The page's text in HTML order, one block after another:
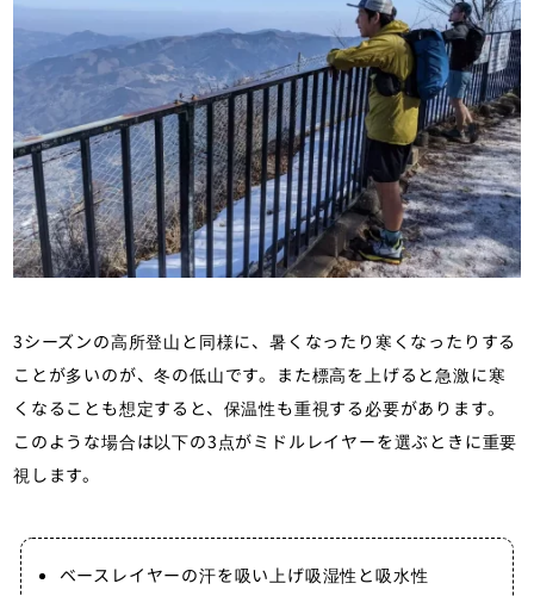
3シーズンの高所登山と同様に、暑くなったり寒くなったりする
ことが多いのが、冬の低山です。また標高を上げると急激に寒
くなることも想定すると、保温性も重視する必要があります。
このような場合は以下の3点がミドルレイヤーを選ぶときに重要
視します。
ベースレイヤーの汗を吸い上げ吸湿性と吸水性